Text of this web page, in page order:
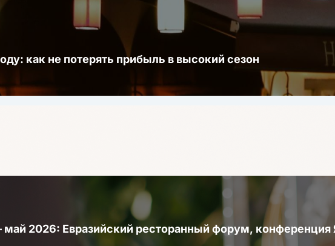
как не потерять прибыль в высокий сезон
май 2026: Евразийский ресторанный форум,